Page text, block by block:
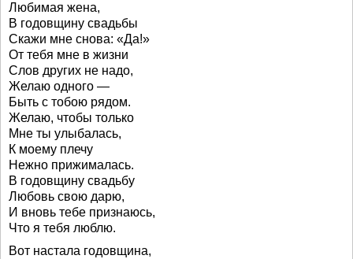
Любимая жена,
В годовщину свадьбы
Скажи мне снова: «Да!»
От тебя мне в жизни
Слов других не надо,
Желаю одного —
Быть с тобою рядом.
Желаю, чтобы только
Мне ты улыбалась,
К моему плечу
Нежно прижималась.
В годовщину свадьбу
Любовь свою дарю,
И вновь тебе признаюсь,
Что я тебя люблю.
Вот настала годовщина,